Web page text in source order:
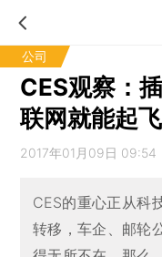
公司
CES观察：
联网就能起
2017年01月09日 09:54
CES的重心正从科
转移，车企、邮轮